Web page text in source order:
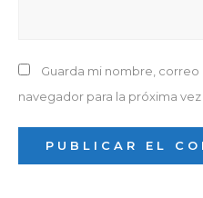
Guarda mi nombre,
navegador para la próxima